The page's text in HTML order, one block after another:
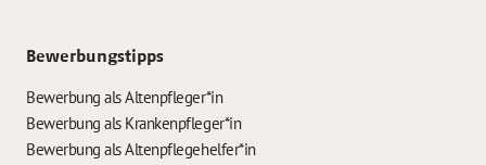
Bewerbungstipps
Bewerbung als Altenpfleger*in
Bewerbung als Krankenpfleger*in
Bewerbung als Altenpflegehelfer*in